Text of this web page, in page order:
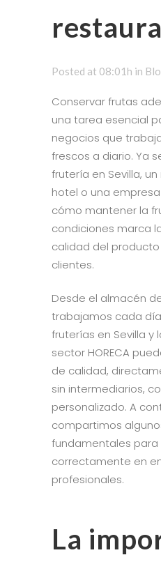
Posted at 08:01h in
Conservar frutas
una tarea esencial
negocios que
frescos a diario. Ya
frutería en Sevilla,
hotel o una
cómo mantener la
condiciones marca
calidad del
clientes.
Desde el almacén
trabajamos cada
fruterías en Sevilla y
sector HORECA
de calidad,
sin intermediarios,
personalizado. A
compartimos
fundamentales para
correctamente en
profesionales.
La